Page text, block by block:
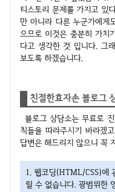
티스토리 문제를 가지고 있
만 아니라 다른 누군가에게
으므로 이것은 충분히 가치
다고 생각한 것 입니다. 그
보도록 하겠습니다.
친절한효자손 블로그
블로그 상담소는 무료로 진행됩니다. 다만 아래의 규
칙들을 따라주시기 바라겠
답변은 해드리지 않으니 꼭
1. 웹코딩(HTML/CSS)에
릴 수 없습니다. 광범위한